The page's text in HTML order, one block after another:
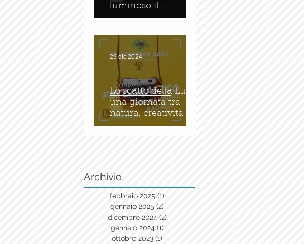
luminoso il
tramonto
Lo scatto della Luce:
una giornata tra
natura, creatività e
bellezza
29 dic 2024
Archivio
febbraio 2025 (1)
gennaio 2025 (2)
dicembre 2024 (2)2 post
gennaio 2024 (1)1 post
ottobre 2023 (1)